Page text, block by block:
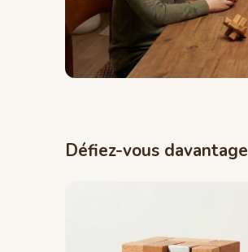
Défiez-vous davantage